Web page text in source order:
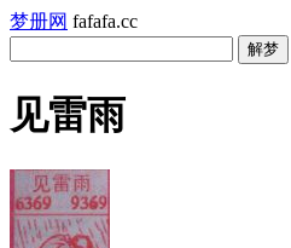
梦册网 fafafa.cc
见雷雨